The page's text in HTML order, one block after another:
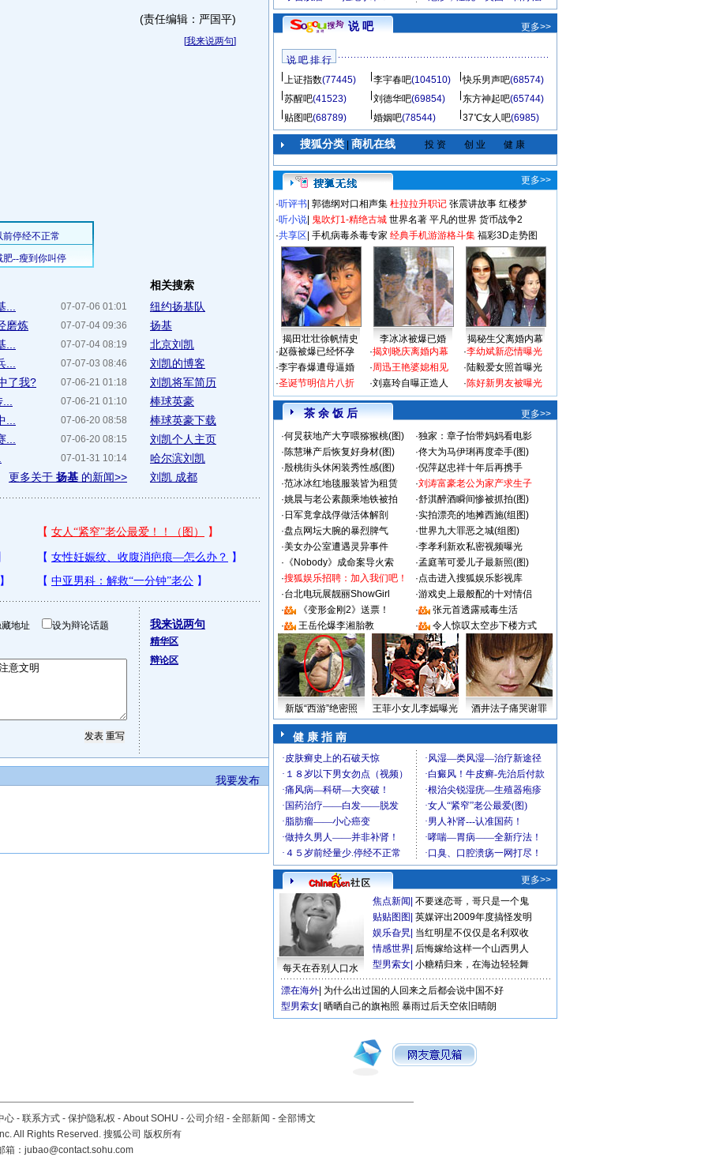
(责任编辑：严国平)
[我来说两句]
07-07-06 01:01
07-07-04 09:36
磨炼
07-07-04 08:19
07-07-03 08:46
07-06-21 01:18
了我?
07-06-21 01:10
07-06-20 08:58
07-06-20 08:15
07-01-31 10:14
更多关于 扬基 的新闻>>
相关搜索
纽约扬基队
扬基
北京刘凯
刘凯的博客
刘凯将军简历
棒球英豪
棒球英豪下载
刘凯个人主页
哈尔滨刘凯
刘凯 成都
藏地址 设为辩论话题 我来说两句
精华区
辩论区
我要发布
说 吧 更多>>
说 吧 排 行
上证指数(77445) 李宇春吧(104510) 快乐男声吧(68574)
苏醒吧(41523) 刘德华吧(69854) 东方神起吧(65744)
贴图吧(68789) 婚姻吧(78544) 37℃女人吧(6985)
搜狐分类| 商机在线 投 资 创 业 健 康
更多>>
·听评书 郭德纲对口相声集 杜拉拉升职记 张震讲故事 红楼梦
·听小说 鬼吹灯1-精绝古城 世界名著 平凡的世界 货币战争2
·共享区 手机病毒杀毒专家 经典手机游游格斗集 福彩3D走势图
揭田壮壮徐帆情史 李冰冰被爆已婚
揭秘生父离婚内幕
·赵薇被爆已经怀孕
·李宇春爆遭母逼婚
·圣诞节明信片八折
·揭刘晓庆离婚内幕
·周迅王艳婆媳相见
·刘嘉玲自曝正造人
·李幼斌新恋情曝光
·陆毅爱女照首曝光
·陈好新男友被曝光
茶 余 饭 后
更多>>
·何炅获地产大亨喂猕猴桃(图) ·独家：章子怡带妈妈看电影
·陈慧琳产后恢复好身材(图) ·佟大为马伊琍再度牵手(图)
·殷桃街头休闲装秀性感(图) ·倪萍赵忠祥十年后再携手
·范冰冰红地毯服装皆为租赁 ·刘涛富豪老公为家产求生子
·姚晨与老公素颜乘地铁被拍 ·舒淇醉酒瞬间惨被抓拍(图)
· 日军竟拿战俘做活体解剖 ·实拍漂亮的地摊西施(组图)
·盘点网坛大腕的暴烈脾气 ·世界九大罪恶之城(组图)
·美女办公室遭遇灵异事件 ·李孝利新欢私密视频曝光
· 《Nobody》成命案导火索 ·孟庭苇可爱儿子最新照(图)
·搜狐娱乐招聘：加入我们吧！ ·点击进入搜狐娱乐影视库
·台北电玩展靓丽ShowGirl ·游戏史上最般配的十对情侣
·
《变形金刚2》送票！ ·
张元首透露戒毒生活
·
王岳伦爆李湘胎教 · 令人惊叹太空步下楼方式
新版“西游”绝密照 王菲小女儿李嫣曝光 酒井法子痛哭谢罪
健 康 指 南
更多>>
每天在吞别人口水
焦点新闻 不要迷恋哥，哥只是一个鬼
贴贴图图 英媒评出2009年度搞怪发明
娱乐旮旯 当红明星不仅仅是名利双收
情感世界 后悔嫁给这样一个山西男人
型男索女 小糖精归来，在海边轻轻舞
漂在海外 为什么出过国的人回来之后都会说中国不好
型男索女 晒晒自己的旗袍照 暴雨过后天空依旧晴朗
心 - 联系方式 - 保护隐私权 - About SOHU - 公司介绍 - 全部新闻 - 全部博文
All Rights Reserved. 搜狐公司 版权所有
箱： jubao@contact.sohu.com